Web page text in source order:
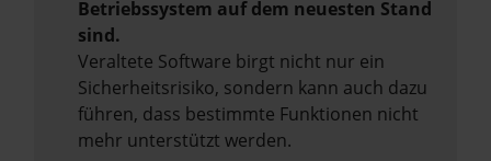
Betriebssystem auf dem neuesten Stand
sind.
Veraltete Software birgt nicht nur ein
Sicherheitsrisiko, sondern kann auch dazu
führen, dass bestimmte Funktionen nicht
mehr unterstützt werden.